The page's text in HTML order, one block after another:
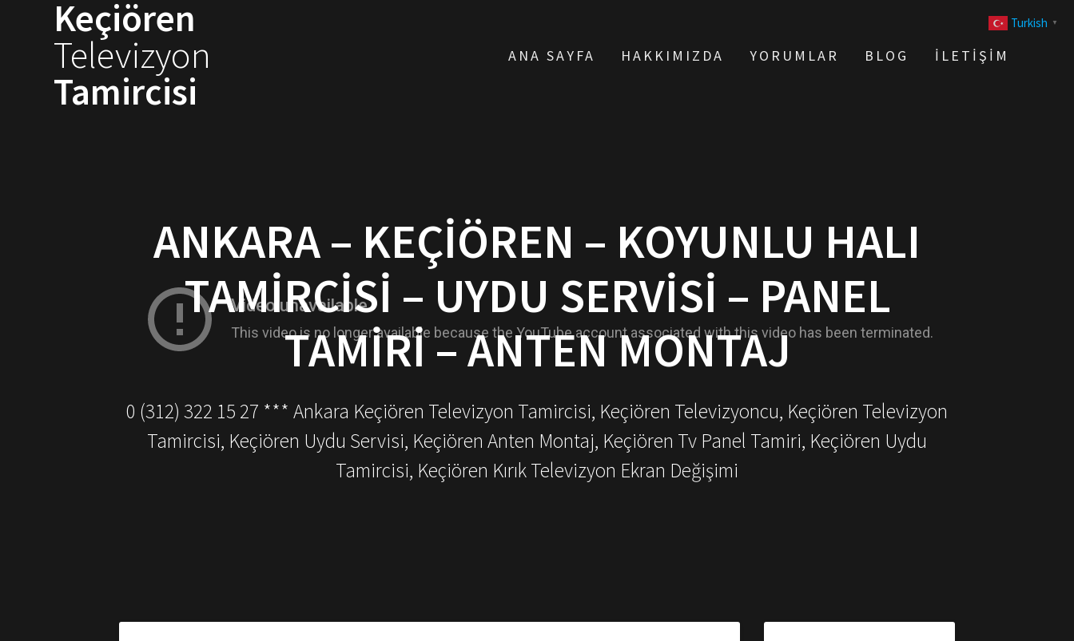
Keçiören
Televizyon
Tamircisi
ANA SAYFA HAKKIMIZDA YORUMLAR BLOG İLETIŞIM
ANKARA – KEÇIÖREN – KOYUNLU HALI
TAMIRCISI – UYDU SERVISI – PANEL
TAMIRI – ANTEN MONTAJ
0 (312) 322 15 27 *** Ankara Keçiören Televizyon Tamircisi, Keçiören Televizyoncu, Keçiören Televizyon
Tamircisi, Keçiören Uydu Servisi, Keçiören Anten Montaj, Keçiören Tv Panel Tamiri, Keçiören Uydu
Tamircisi, Keçiören Kırık Televizyon Ekran Değişimi
Turkish ▼